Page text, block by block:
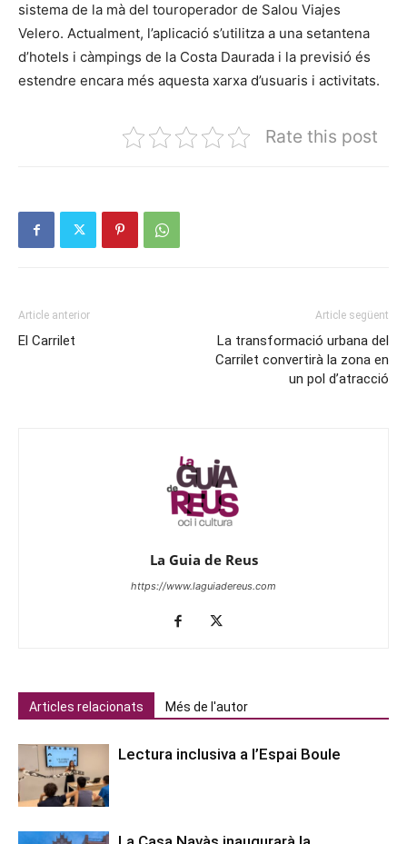
sistema de la mà del touroperador de Salou Viajes
Velero. Actualment, l’aplicació s’utilitza a una setantena
d’hotels i càmpings de la Costa Daurada i la previsió és
estendre encara més aquesta xarxa d’usuaris i activitats.
Rate this post
Article anterior
El Carrilet
Article següent
La transformació urbana del
Carrilet convertirà la zona en
un pol d’atracció
La Guia de Reus
https://www.laguiadereus.com
Articles relacionats Més de l'autor
Lectura inclusiva a l’Espai Boule